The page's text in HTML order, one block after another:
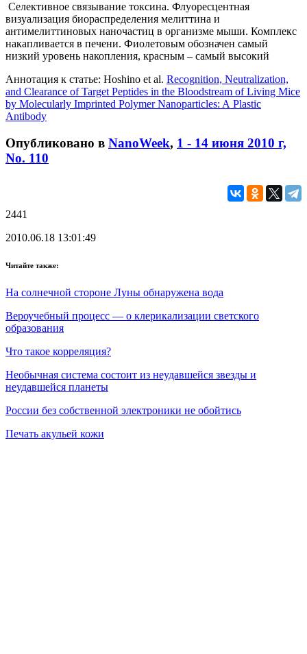
Селективное связывание токсина. Флуоресцентная
визуализация биораспределения мелиттина и
антимелиттиновых наночастиц в организме мыши. Комплекс
накапливается в печени. Фиолетовым обозначен самый
низкий уровень накопления, красным – самый высокий
Аннотация к статье: Hoshino et al. Recognition, Neutralization,
and Clearance of Target Peptides in the Bloodstream of Living Mice
by Molecularly Imprinted Polymer Nanoparticles: A Plastic
Antibody
Опубликовано в NanoWeek, 1 - 14 июня 2010 г,
No. 110
2441
2010.06.18 13:01:49
Читайте также:
На солнечной стороне Луны обнаружена вода
Вероучебный процесс — о клерикализации светского
образования
Что такое корреляция?
Необычная система состоит из неудавшейся звезды и
неудавшейся планеты
России без собственной электроники не обойтись
Печать акульей кожи